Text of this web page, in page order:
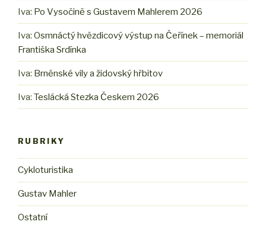
Iva: Po Vysočině s Gustavem Mahlerem 2026
Iva: Osmnáctý hvězdicový výstup na Čeřínek – memoriál
Františka Srdínka
Iva: Brněnské vily a židovský hřbitov
Iva: Teslácká Stezka Českem 2026
RUBRIKY
Cykloturistika
Gustav Mahler
Ostatní